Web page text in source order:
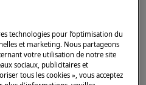
technologies pour l’optimisation du
et marketing. Nous partageons
votre utilisation de notre site
sociaux, publicitaires et
tous les cookies », vous acceptez